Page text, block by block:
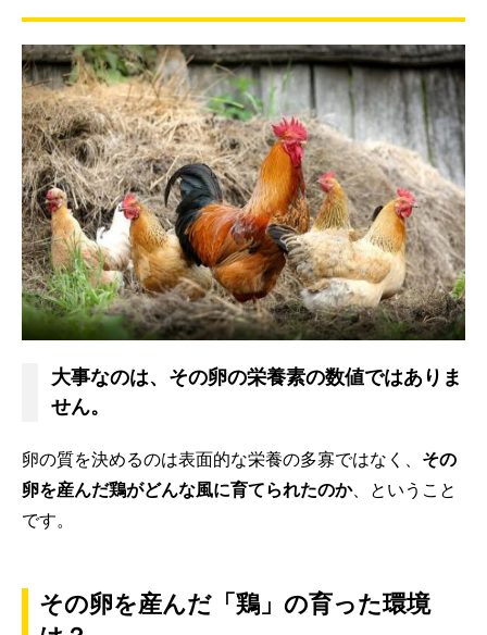
大事なのは、その卵の栄養素の数値ではありま
せん。
卵の質を決めるのは表面的な栄養の多寡ではなく、 その
卵を産んだ鶏がどんな風に育てられたのか、ということ
です。
その卵を産んだ「鶏」の育った環境